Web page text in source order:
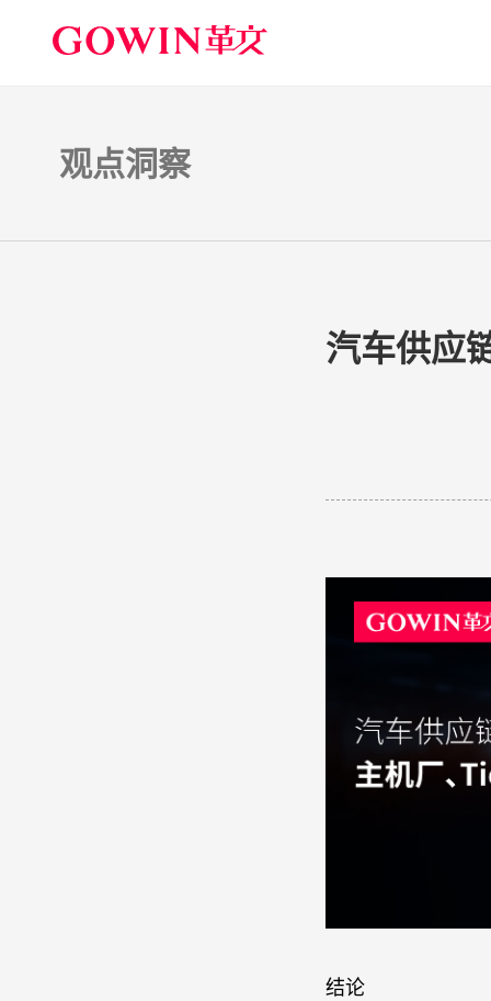
观点洞察
汽车供应
结论